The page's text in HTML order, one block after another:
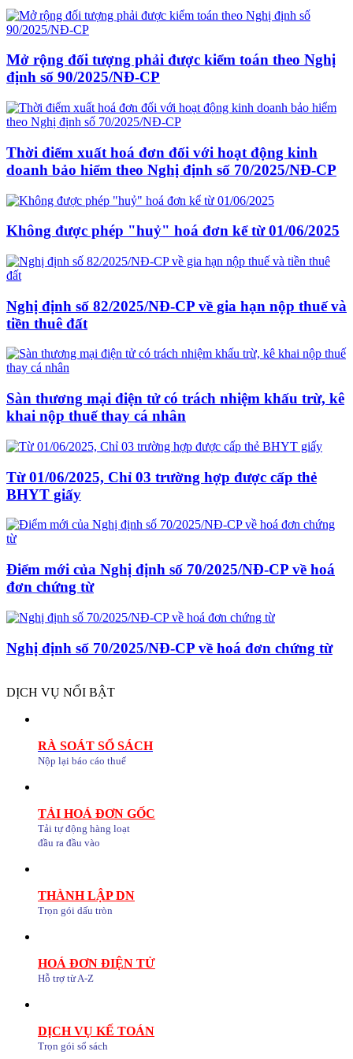
Mở rộng đối tượng phải được kiểm toán theo Nghị
định số 90/2025/NĐ-CP
Thời điểm xuất hoá đơn đối với hoạt động kinh
doanh bảo hiểm theo Nghị định số 70/2025/NĐ-CP
Không được phép "huỷ" hoá đơn kể từ 01/06/2025
Nghị định số 82/2025/NĐ-CP về gia hạn nộp thuế và
tiền thuê đất
Sàn thương mại điện tử có trách nhiệm khấu trừ, kê
khai nộp thuế thay cá nhân
Từ 01/06/2025, Chỉ 03 trường hợp được cấp thẻ
BHYT giấy
Điểm mới của Nghị định số 70/2025/NĐ-CP về hoá
đơn chứng từ
Nghị định số 70/2025/NĐ-CP về hoá đơn chứng từ
DỊCH VỤ NỔI BẬT
RÀ SOÁT SỔ SÁCH
Nộp lại báo cáo thuế
TẢI HOÁ ĐƠN GỐC
Tải tự động hàng loạt
đầu ra đầu vào
THÀNH LẬP DN
Trọn gói dấu tròn
HOÁ ĐƠN ĐIỆN TỬ
Hỗ trợ từ A-Z
DỊCH VỤ KẾ TOÁN
Trọn gói sổ sách